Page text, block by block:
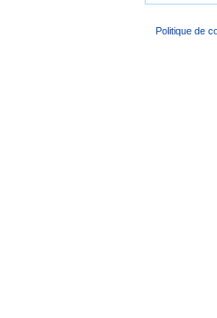
Politique de